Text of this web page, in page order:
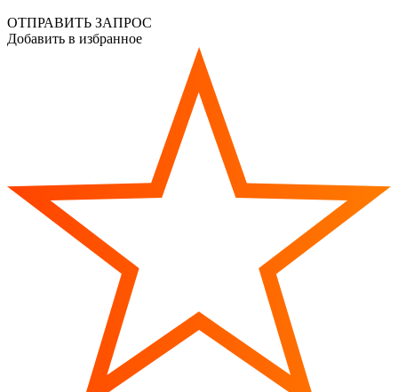
ОТПРАВИТЬ ЗАПРОС
Добавить в избранное